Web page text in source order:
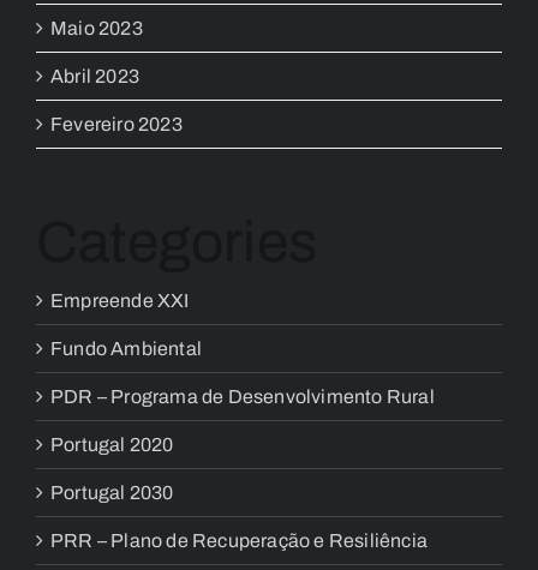
Maio 2023
Abril 2023
Fevereiro 2023
Empreende XXI
Fundo Ambiental
PDR – Programa de Desenvolvimento Rural
Portugal 2020
Portugal 2030
PRR – Plano de Recuperação e Resiliência